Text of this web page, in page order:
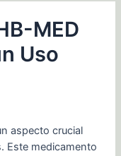
MED
Uso
aspecto crucial
Este medicamento